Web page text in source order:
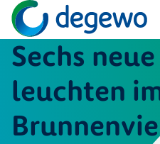
Sechs
leuchten